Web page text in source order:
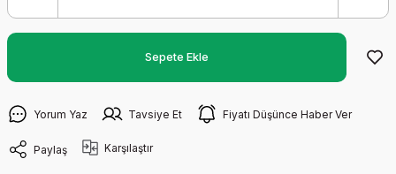
Sepete Ekle
Yorum Yaz Tavsiye Et Fiyatı Düşünce Haber Ver
Paylaş Karşılaştır